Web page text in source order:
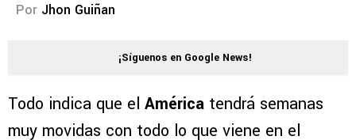
Por Jhon Guiñan
¡Síguenos en Google News!
Todo indica que el América tendrá semanas
muy movidas con todo lo que viene en el